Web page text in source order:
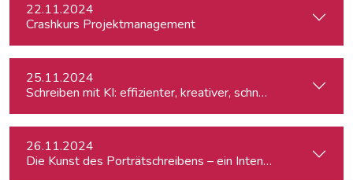
22.11.2024
Crashkurs Projektmanagement
25.11.2024
Schreiben mit KI: effizienter, kreativer, schneller
26.11.2024
Die Kunst des Porträtschreibens – ein Intensiv-Workshop